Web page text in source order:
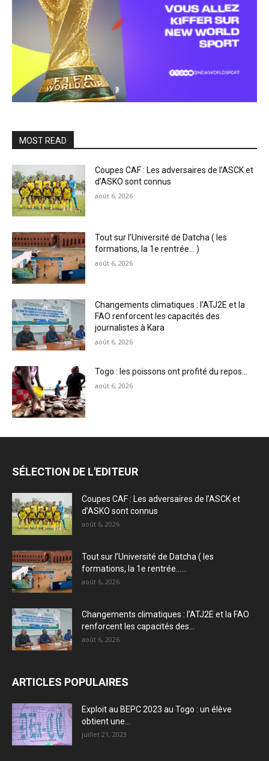
MOST READ
Coupes CAF : Les adversaires de l’ASCK et
d’ASKO sont connus
août 6, 2026
Tout sur l’Université de Datcha ( les
formations, la 1e rentrée… )
août 6, 2026
Changements climatiques : l’ATJ2E et la
FAO renforcent les capacités des
journalistes à Kara
août 6, 2026
Togo : les poissons ont profité du repos…
août 6, 2026
SÉLECTION DE L'EDITEUR
Coupes CAF : Les adversaires de l’ASCK et
d’ASKO sont connus
août 6, 2026
Tout sur l’Université de Datcha ( les
formations, la 1e rentrée…...
août 6, 2026
Changements climatiques : l’ATJ2E et la FAO
renforcent les capacités des...
août 6, 2026
ARTICLES POPULAIRES
Exploit au BEPC 2023 au Togo : un élève
obtient une...
juillet 21, 2023